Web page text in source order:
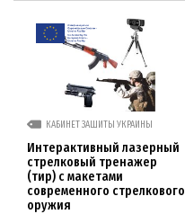
КАБИНЕТ ЗАЩИТЫ УКРАИНЫ
Интерактивный лазерный
стрелковый тренажер
(тир) с макетами
современного стрелкового
оружия